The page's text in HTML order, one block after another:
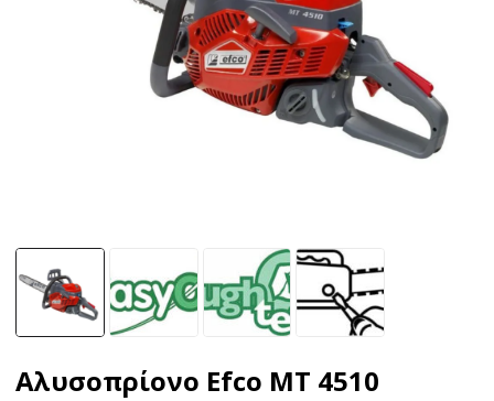
Αλυσοπρίονο Efco MT 4510